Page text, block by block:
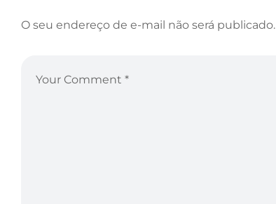
O seu endereço de e-mail não será publicado.